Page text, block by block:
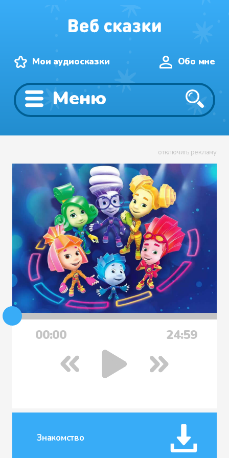
Мои аудиосказки Обо мне
Меню
отключить рекламу
00:00 24:59
Знакомство